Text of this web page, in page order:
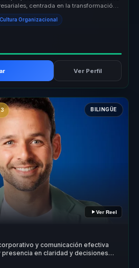
centrada en la transformación
Cultura Organizacional
Ver Perfil
3 BILINGÜE
Ver Reel
y comunicación efectiva
en claridad y decisiones